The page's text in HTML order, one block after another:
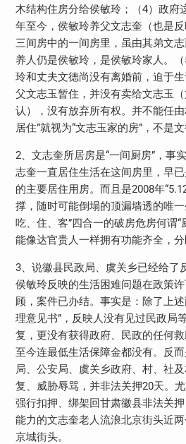
木结构住房分给侯敏玲；（4）政府
年至今，侯敏玲养父文志奎（也是
三间房中的一间房里，虽由其弟文
养人仍是侯敏玲，是侯敏玲家人。
玲和丈夫文德尚没有离婚前，迫于
父文志玉暂住，并没有卖给文志玉
认），没有放弃所有权。并不能任
居住”就视为“文志玉家的房”，不是
2、文志奎所居房是“一间厨房”，事
志奎一直居住生活在这间房里，早已
的主要居住用房。而且是2008年
撑，随时可能倒塌的顶漏墙透的唯一
吃、住、客”四合一的破房危房何谓“
能像达官贵人一样拥有功能齐全，
3、说徽县民政局、虞关乡已经给了
侯敏玲反映的生活困难问题在政策
顾，案件已办结。事实是：除了上述
理意见书”，反映人没有见过民政局
复，更没有获得政府、民政的任何
至今连最低生活保障金都没有。反
局、公安局、虞关乡政府、村、社
复、威胁辱骂，并非法关押20天。
强行扣押、绑架回甘肃徽县非法关
能力的文志奎老人流浪北京街头近
京城街头。